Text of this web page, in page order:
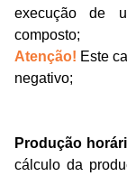
execução de
composto;
Atenção! Este
negativo;
Produção
cálculo da